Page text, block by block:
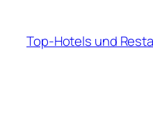
springen
Top-Hotels und